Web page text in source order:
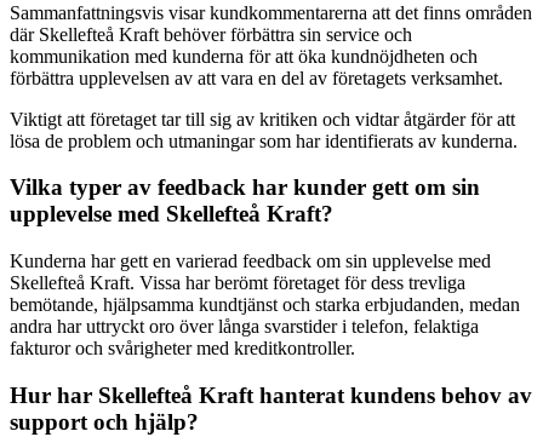
Sammanfattningsvis visar kundkommentarerna att det finns områden
där Skellefteå Kraft behöver förbättra sin service och
kommunikation med kunderna för att öka kundnöjdheten och
förbättra upplevelsen av att vara en del av företagets verksamhet.
Viktigt att företaget tar till sig av kritiken och vidtar åtgärder för att
lösa de problem och utmaningar som har identifierats av kunderna.
Vilka typer av feedback har kunder gett om sin
upplevelse med Skellefteå Kraft?
Kunderna har gett en varierad feedback om sin upplevelse med
Skellefteå Kraft. Vissa har berömt företaget för dess trevliga
bemötande, hjälpsamma kundtjänst och starka erbjudanden, medan
andra har uttryckt oro över långa svarstider i telefon, felaktiga
fakturor och svårigheter med kreditkontroller.
Hur har Skellefteå Kraft hanterat kundens behov av
support och hjälp?